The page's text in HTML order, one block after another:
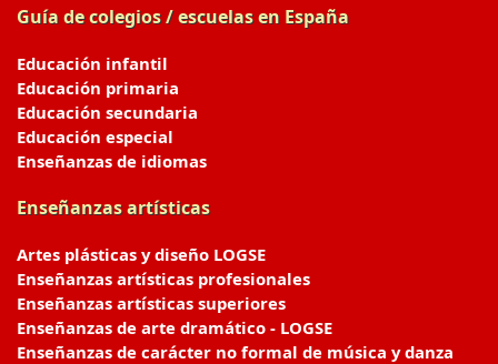
Guía de colegios / escuelas en España
Educación infantil
Educación primaria
Educación secundaria
Educación especial
Enseñanzas de idiomas
Enseñanzas artísticas
Artes plásticas y diseño LOGSE
Enseñanzas artísticas profesionales
Enseñanzas artísticas superiores
Enseñanzas de arte dramático - LOGSE
Enseñanzas de carácter no formal de música y danza